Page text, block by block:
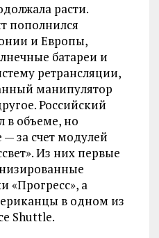
расти.
пополнился
и Европы,
батареи и
ретрансляции,
манипулятор
Российский
в объеме, но
за счет модулей
Из них первые
«Прогресс», а
в одном из
Shuttle.